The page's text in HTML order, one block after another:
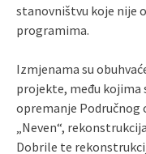
stanovništvu koje nije
programima.
Izmjenama su
projekte, među
opremanje Područnog
„Neven“,
Dobrile te